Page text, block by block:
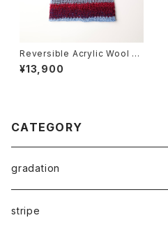
Reversible Acrylic Wool B
eanie
¥13,900
CATEGORY
gradation
stripe